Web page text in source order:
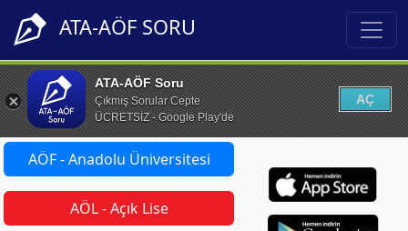
ATA-AÖF SORU
ATA-AÖF Soru
Çıkmış Sorular Cepte
ÜCRETSİZ - Google Play'de
AÇ
AÖF - Anadolu Üniversitesi
AÖL - Açık Lise